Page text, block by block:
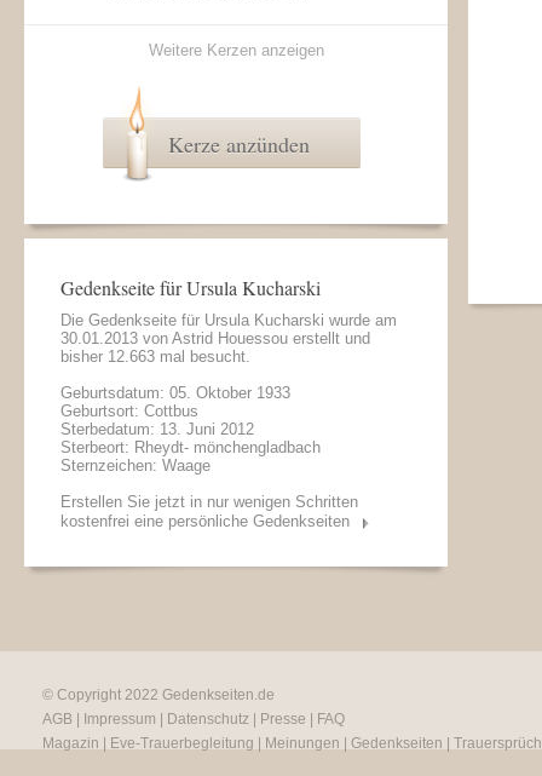
Weitere Kerzen anzeigen
Kerze anzünden
Gedenkseite für Ursula Kucharski
Die Gedenkseite für Ursula Kucharski wurde am
30.01.2013 von Astrid Houessou erstellt und
bisher 12.663 mal besucht.
Geburtsdatum: 05. Oktober 1933
Geburtsort: Cottbus
Sterbedatum: 13. Juni 2012
Sterbeort: Rheydt- mönchengladbach
Sternzeichen: Waage
Erstellen Sie jetzt in nur wenigen Schritten
kostenfrei eine persönliche Gedenkseiten
© Copyright 2022 Gedenkseiten.de
AGB
Impressum Datenschutz Presse
FAQ
Magazin
Eve-Trauerbegleitung Meinungen Gedenkseiten